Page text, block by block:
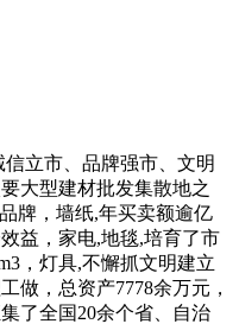
立市、品牌强市、文明
大型建材批发集散地之
牌，墙纸,年买卖额逾亿
益，家电,地毯,培育了市
，灯具,不懈抓文明建立
做，总资产7778余万元，
了全国20余个省、自治